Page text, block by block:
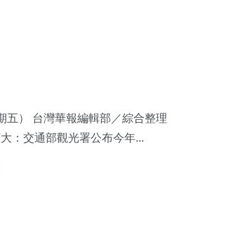
五） 台灣華報編輯部／綜合整理
通部觀光署公布今年...